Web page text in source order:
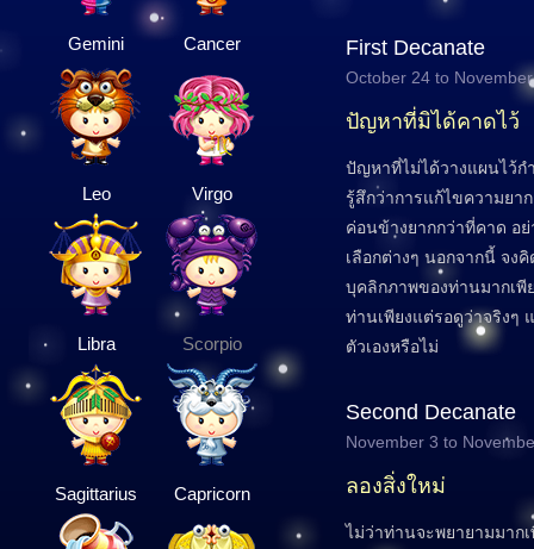
Gemini Cancer
Leo Virgo
Libra Scorpio
Sagittarius Capricorn
First Decanate
October 24 to
ปัญหาที่มิได้คาดไว้
ปัญหาที่ไม่ได้วางแผนไว้ก
รู้สึกว่าการแก้ไขความยา
ค่อนข้างยากกว่าที่คาด อ
เลือกต่างๆ นอกจากนี้ จง
บุคลิกภาพของท่านมากเพี
ท่านเพียงแต่รอดูว่าจริงๆ
ตัวเองหรือไม่
Second Decanate
November 3 to
ลองสิ่งใหม่
ไม่ว่าท่านจะพยายามมาก